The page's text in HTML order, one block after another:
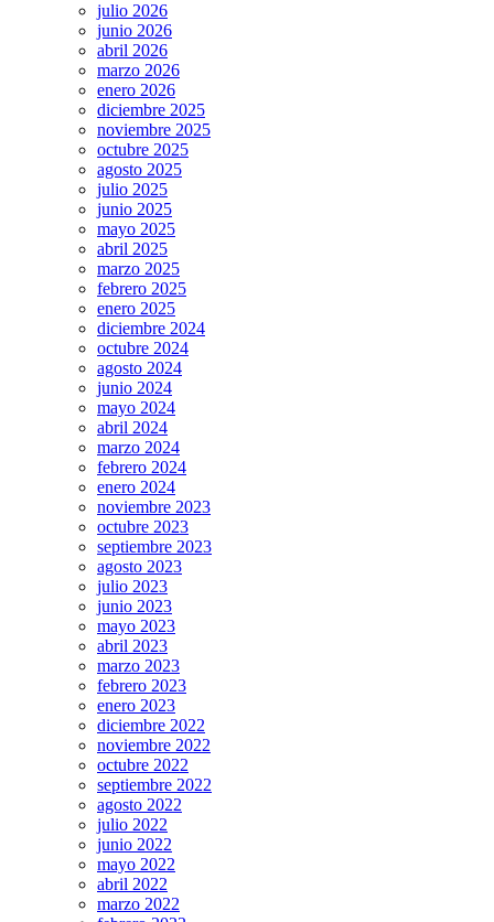
julio 2026
junio 2026
abril 2026
marzo 2026
enero 2026
diciembre 2025
noviembre 2025
octubre 2025
agosto 2025
julio 2025
junio 2025
mayo 2025
abril 2025
marzo 2025
febrero 2025
enero 2025
diciembre 2024
octubre 2024
agosto 2024
junio 2024
mayo 2024
abril 2024
marzo 2024
febrero 2024
enero 2024
noviembre 2023
octubre 2023
septiembre 2023
agosto 2023
julio 2023
junio 2023
mayo 2023
abril 2023
marzo 2023
febrero 2023
enero 2023
diciembre 2022
noviembre 2022
octubre 2022
septiembre 2022
agosto 2022
julio 2022
junio 2022
mayo 2022
abril 2022
marzo 2022